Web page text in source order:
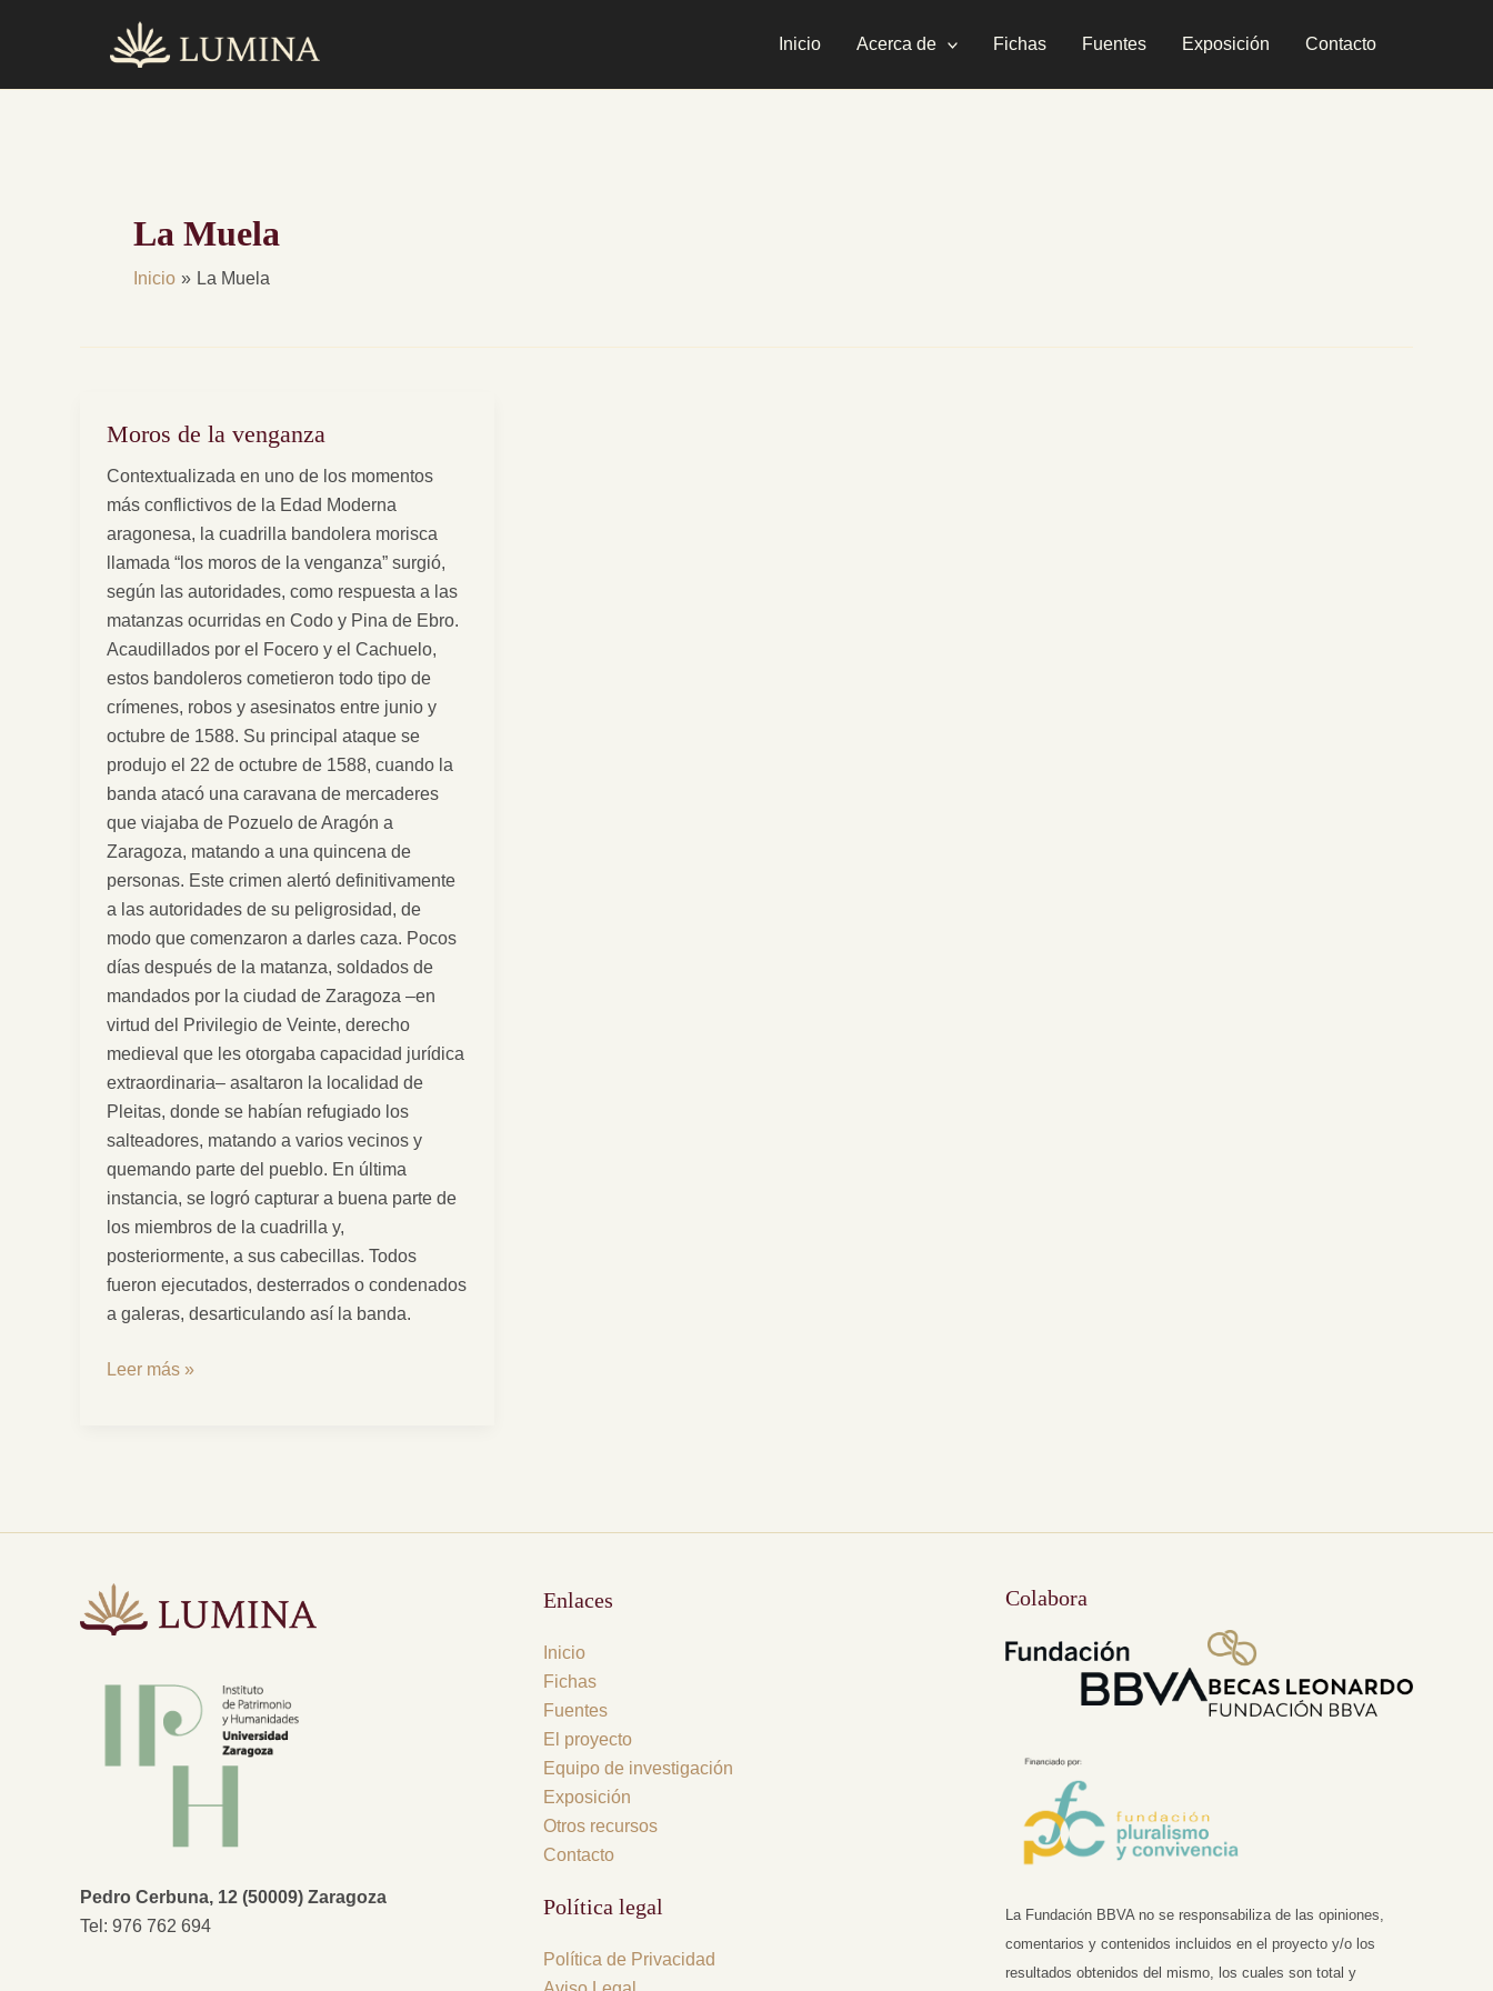
Inicio Acerca de Fichas Fuentes Exposición Contacto
La Muela
Inicio La Muela
Moros de la venganza
Contextualizada en uno de los momentos
más conflictivos de la Edad Moderna
aragonesa, la cuadrilla bandolera morisca
llamada “los moros de la venganza” surgió,
según las autoridades, como respuesta a las
matanzas ocurridas en Codo y Pina de Ebro.
Acaudillados por el Focero y el Cachuelo,
estos bandoleros cometieron todo tipo de
crímenes, robos y asesinatos entre junio y
octubre de 1588. Su principal ataque se
produjo el 22 de octubre de 1588, cuando la
banda atacó una caravana de mercaderes
que viajaba de Pozuelo de Aragón a
Zaragoza, matando a una quincena de
personas. Este crimen alertó definitivamente
a las autoridades de su peligrosidad, de
modo que comenzaron a darles caza. Pocos
días después de la matanza, soldados de
mandados por la ciudad de Zaragoza –en
virtud del Privilegio de Veinte, derecho
medieval que les otorgaba capacidad jurídica
extraordinaria– asaltaron la localidad de
Pleitas, donde se habían refugiado los
salteadores, matando a varios vecinos y
quemando parte del pueblo. En última
instancia, se logró capturar a buena parte de
los miembros de la cuadrilla y,
posteriormente, a sus cabecillas. Todos
fueron ejecutados, desterrados o condenados
a galeras, desarticulando así la banda.
Moros
Leer más »
Pedro Cerbuna, 12 (50009) Zaragoza
Tel: 976 762 694
Enlaces
Inicio
Fichas
Fuentes
El proyecto
Equipo de investigación
Exposición
Otros recursos
Contacto
Política legal
Política de Privacidad
Colabora
La Fundación BBVA no se responsabiliza de las opiniones,
comentarios y contenidos incluidos en el proyecto y/o los
resultados obtenidos del mismo, los cuales son total y